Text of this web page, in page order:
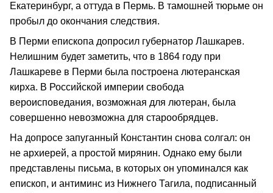
Екатеринбург, а оттуда в Пермь. В тамошней тюрьме он
пробыл до окончания следствия.
В Перми епископа допросил губернатор Лашкарев.
Нелишним будет заметить, что в 1864 году при
Лашкареве в Перми была построена лютеранская
кирха. В Российской империи свобода
вероисповедания, возможная для лютеран, была
совершенно невозможна для старообрядцев.
На допросе запуганный Константин снова солгал: он
не архиерей, а простой мирянин. Однако ему были
представлены письма, в которых он упоминался как
епископ, и антиминс из Нижнего Тагила, подписанный